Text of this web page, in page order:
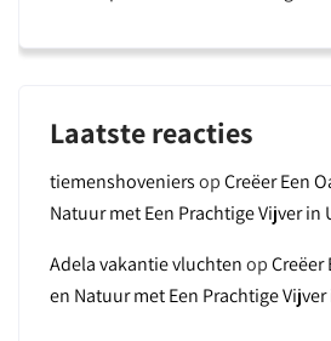
Laatste reacties
tiemenshoveniersopCreëer Een
Natuur met Een Prachtige Vijver in
Adela vakantie vluchtenopCreëer
en Natuur met Een Prachtige